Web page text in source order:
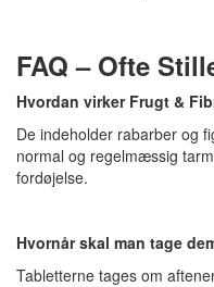
FAQ – Ofte
Hvordan virker Frugt &
De indeholder rabarber og
normal og regelmæssig
fordøjelse.
Hvornår skal man tage
Tabletterne tages om